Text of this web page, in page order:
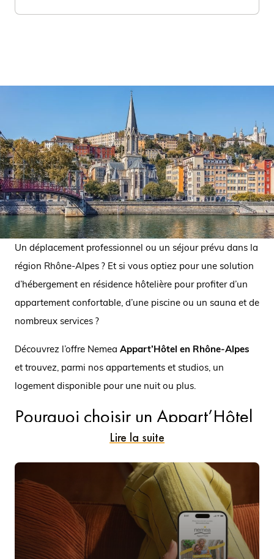
Un déplacement professionnel ou un séjour prévu dans la
région Rhône-Alpes ? Et si vous optiez pour une solution
d’hébergement en résidence hôtelière pour profiter d’un
appartement confortable, d’une piscine ou un sauna et de
nombreux services ?
Découvrez l’offre Nemea Appart’Hôtel en Rhône-Alpes
et trouvez, parmi nos appartements et studios, un
logement disponible pour une nuit ou plus.
Pourquoi choisir un Appart’Hôtel
en Rhône-Alpes ?
Que vous prépariez un rendez-vous d’affaires ou des
vacances en famille, misez sur le concept Appart’Hôtel
en Rhône-Alpes
pour profiter au maximum de votre
séjour dans cette belle région.
Lire la suite